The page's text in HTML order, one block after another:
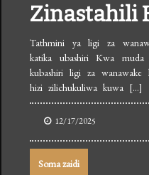
Zinastahili
Tathmini ya ligi za
katika ubashiri Kwa
kubashiri ligi za
hizi zilichukuliwa kuwa […]
12/17/2025
Soma zaidi